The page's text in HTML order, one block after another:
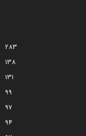
283
138
131
99
97
94